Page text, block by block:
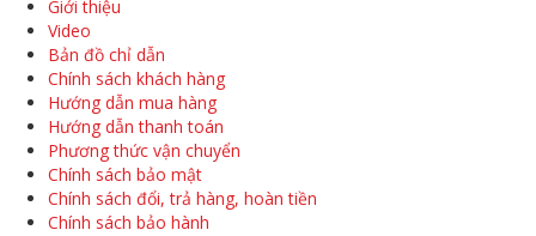
Giới thiệu
Video
Bản đồ chỉ dẫn
Chính sách khách hàng
Hướng dẫn mua hàng
Hướng dẫn thanh toán
Phương thức vận chuyển
Chính sách bảo mật
Chính sách đổi, trả hàng, hoàn tiền
Chính sách bảo hành